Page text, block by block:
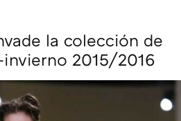
la colección de
2015/2016